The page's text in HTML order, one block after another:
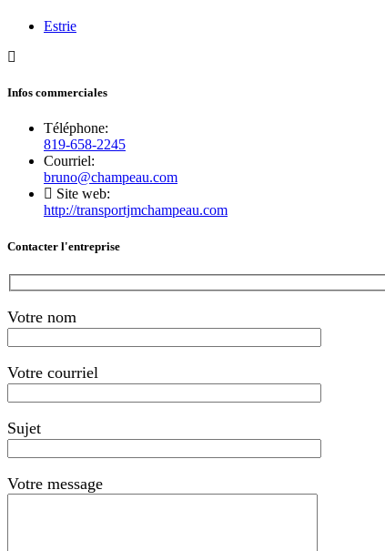
Estrie
Infos commerciales
Téléphone:
819-658-2245
Courriel:
bruno@champeau.com
Site web:
http://transportjmchampeau.com
Contacter l'entreprise
Votre nom
Votre courriel
Sujet
Votre message